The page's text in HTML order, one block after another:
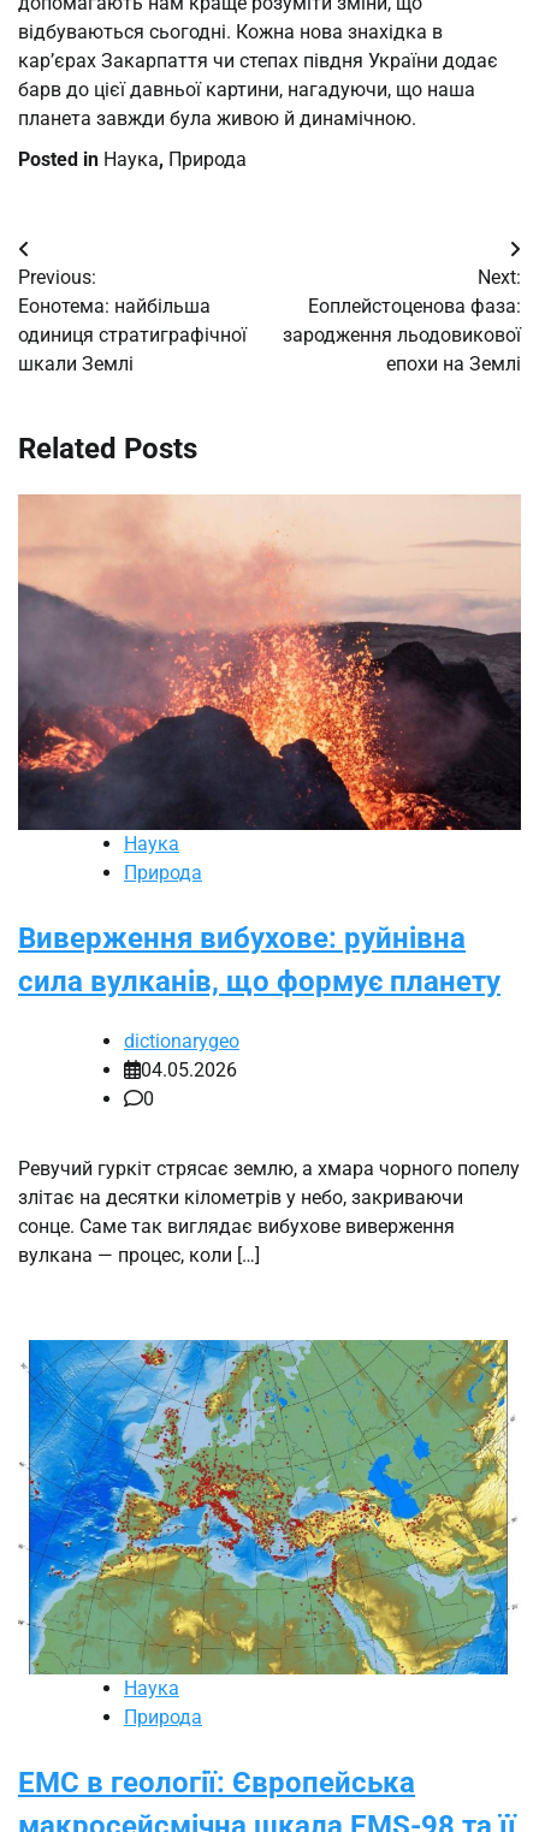
відбуваються сьогодні. Кожна нова знахідка в
кар’єрах Закарпаття чи степах півдня України додає
барв до цієї давньої картини, нагадуючи, що наша
планета завжди була живою й динамічною.
Posted in Наука, Природа
Post
navigation
Previous:
Еонотема: найбільша
одиниця стратиграфічної
шкали Землі
Next:
Еоплейстоценова фаза:
зародження льодовикової
епохи на Землі
Related Posts
Наука
Природа
Виверження вибухове: руйнівна
сила вулканів, що формує планету
dictionarygeo
04.05.2026
0
Ревучий гуркіт стрясає землю, а хмара чорного попелу
злітає на десятки кілометрів у небо, закриваючи
сонце. Саме так виглядає вибухове виверження
вулкана — процес, коли […]
Наука
Природа
ЕМС в геології: Європейська